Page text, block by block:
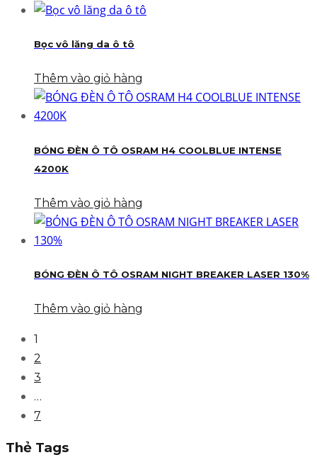
Bọc vô lăng da ô tô
Thêm vào giỏ hàng
BÓNG ĐÈN Ô TÔ OSRAM H4 COOLBLUE INTENSE
4200K
Thêm vào giỏ hàng
BÓNG ĐÈN Ô TÔ OSRAM NIGHT BREAKER LASER 130%
Thêm vào giỏ hàng
1
2
3
…
7
Thẻ Tags